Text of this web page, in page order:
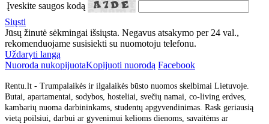
Įveskite saugos kodą
Siųsti
Jūsų žinutė sėkmingai išsiųsta. Negavus atsakymo per 24 val.,
rekomenduojame susisiekti su nuomotoju telefonu.
Uždaryti langą
Nuoroda nukopijuotaKopijuoti nuorodą Facebook
Rentu.lt - Trumpalaikės ir ilgalaikės būsto nuomos skelbimai Lietuvoje.
Butai, apartamentai, sodybos, hosteliai, svečių namai, co-living erdves,
kambarių nuoma darbininkams, studentų apgyvendinimas. Rask geriausią
vietą poilsiui, darbui ar gyvenimui kelioms dienoms, savaitėms ar